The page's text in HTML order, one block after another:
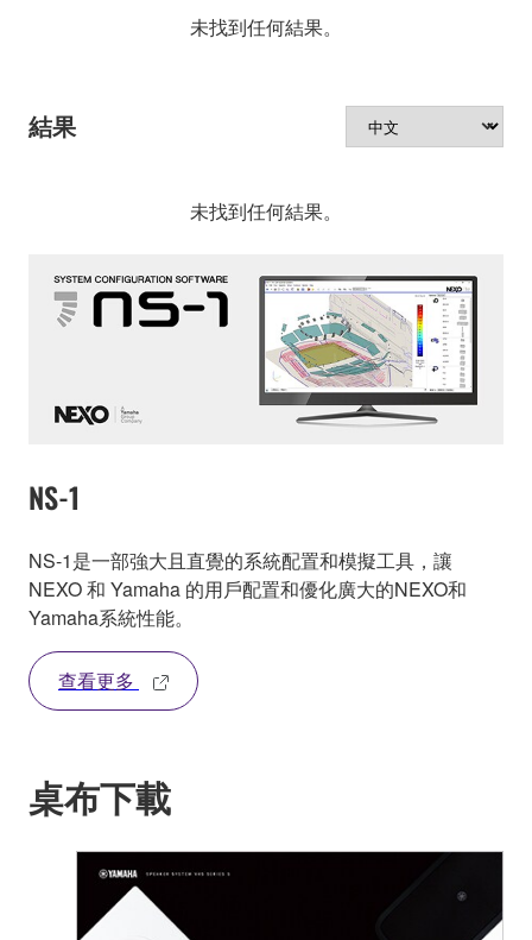
未找到任何結果。
結果
未找到任何結果。
NS-1
NS-1是一部強大且直覺的系統配置和模擬工具，讓
NEXO 和 Yamaha 的用戶配置和優化廣大的NEXO和
Yamaha系統性能。
查看更多
桌布下載